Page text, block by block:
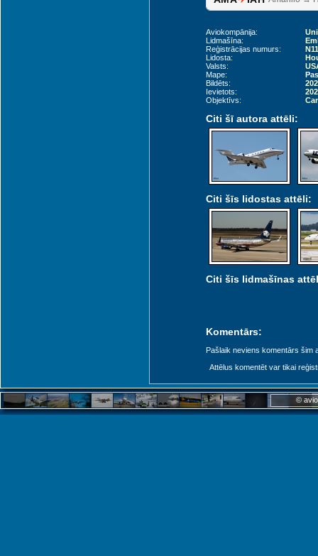
Aviokompānija:
Lidmašīna:
Reģistrācijas numurs:
Lidosta:
Valsts:
Mape:
Bildēts:
Ievietots:
Objektīvs:
Citi šī autora attēli:
Citi šīs lidostas attēli:
Citi šīs lidmašīnas
Komentārs:
Pašlaik neviens komentārs šim
Attēlus komentēt var tikai
©